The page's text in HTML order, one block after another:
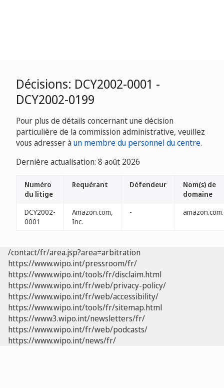
Décisions: DCY2002-0001 -
DCY2002-0199
Pour plus de détails concernant une décision
particulière de la commission administrative, veuillez
vous adresser àun membre du personnel du centre.
Dernière actualisation: 8 août 2026
Numéro
du litige
Requérant Défendeur
Nom(s) de
domaine
DCY2002-
0001
Amazon.com,
Inc.
-
/contact/fr/area.jsp?area=arbitration
https://www.wipo.int/pressroom/fr/
https://www.wipo.int/tools/fr/disclaim.html
https://www.wipo.int/fr/web/privacy-policy/
https://www.wipo.int/fr/web/accessibility/
https://www.wipo.int/tools/fr/sitemap.html
https://www3.wipo.int/newsletters/fr/
https://www.wipo.int/fr/web/podcasts/
https://www.wipo.int/news/fr/